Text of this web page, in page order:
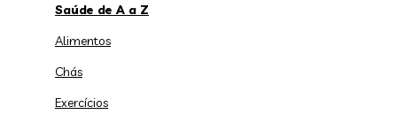
Saúde de A a Z
Alimentos
Chás
Exercícios